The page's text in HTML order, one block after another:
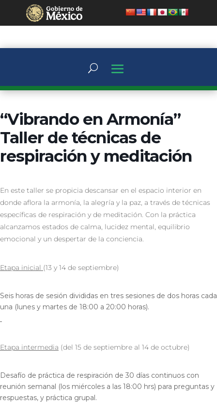
“Vibrando en Armonía”
Taller de técnicas de
respiración y meditación
En este taller se propicia descansar en el espacio interior en
donde aflora la armonía, la alegría y la paz, a través de técnicas
específicas de respiración y de meditación. Con la práctica
alcanzamos estados de calma, lucidez mental, equilibrio
emocional y un despertar de la conciencia.
Etapa inicial (13 y 14 de septiembre)
Seis horas de sesión divididas en tres sesiones de dos horas cada
una (lunes y martes de 18:00 a 20:00 horas).
Etapa intermedia (del 15 de septiembre al 14 de octubre)
Desafío de práctica de respiración de 30 días continuos con
reunión semanal (los miércoles a las 18:00 hrs) para preguntas y
respuestas, y práctica grupal.